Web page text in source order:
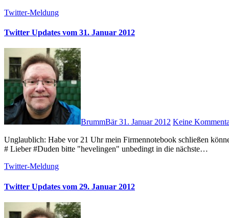
Twitter-Meldung
Twitter Updates vom 31. Januar 2012
BrummBär31. Januar 2012 Keine
Unglaublich: Habe vor 21 Uhr mein Firmennotebook schließen können … ich glaube, ich komme doch noch mal sowas wie "Freizeit"! 😉
# Lieber #Duden bitte "hevelingen" unbedingt in die nächste…
Twitter-Meldung
Twitter Updates vom 29. Januar 2012